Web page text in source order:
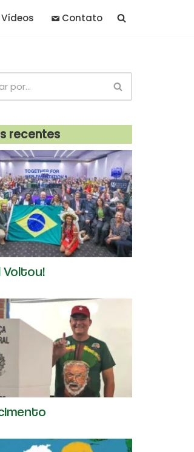
Vídeos Contato
recentes
Voltou!